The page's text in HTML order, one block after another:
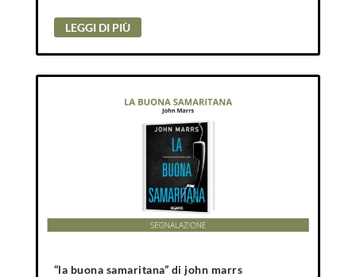
LEGGI DI PIÙ
“la buona samaritana” di john marrs